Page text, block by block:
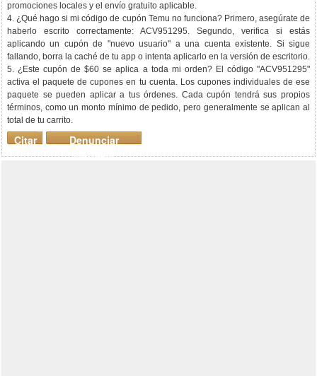
promociones locales y el envío gratuito aplicable.
4. ¿Qué hago si mi código de cupón Temu no funciona? Primero, asegúrate de
haberlo escrito correctamente: ACV951295. Segundo, verifica si estás
aplicando un cupón de "nuevo usuario" a una cuenta existente. Si sigue
fallando, borra la caché de tu app o intenta aplicarlo en la versión de escritorio.
5. ¿Este cupón de $60 se aplica a toda mi orden? El código "ACV951295"
activa el paquete de cupones en tu cuenta. Los cupones individuales de ese
paquete se pueden aplicar a tus órdenes. Cada cupón tendrá sus propios
términos, como un monto mínimo de pedido, pero generalmente se aplican al
total de tu carrito.
Denunciar
mensaje
Citar